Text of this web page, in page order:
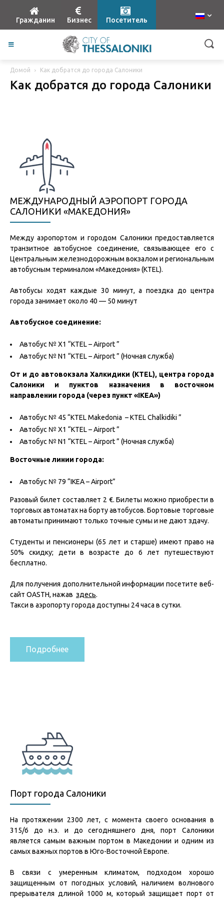
Гражданин Бизнес Посетитель
Домой Как добратся до города Салоники
Как добратся до города Салоники
МЕЖДУНАРОДНЫЙ АЭРОПОРТ ГОРОДА
САЛОНИКИ «МАКЕДОНИЯ»
Между аэропортом и городом Салоники предоставляется
транзитное автобусное соединение, связывающее его с
Центральным железнодорожным вокзалом и региональным
автобусным терминалом «Македония» (KTEL).
Автобусы ходят каждые 30 минут, а поездка до центра
города занимает около 40 — 50 минут
Автобусное соединение:
Автобус № X1 “KTEL – Airport ”
Автобус № N1 “KTEL – Airport ” (Ночная служба)
От и до автовокзала Халкидики (KTEL), центра города
Салоники и пунктов назначения в восточном
направлении города (через пункт «IKEA»)
Автобус № 45 “KTEL Makedonia – KTEL Chalkidiki ”
Автобус № X1 “KTEL – Airport ”
Автобус № N1 “KTEL – Airport ” (Ночная служба)
Восточные линии города:
Автобус № 79 “ΙΚΕΑ – Airport”
Разовый билет составляет 2 €. Билеты можно приобрести в
торговых автоматах на борту автобусов. Бортовые торговые
автоматы принимают только точные сумы и не дают здачу.
Студенты и пенсионеры (65 лет и старше) имеют право на
50% скидку; дети в возрасте до 6 лет путешествуют
бесплатно.
Для получения дополнительной информации посетите веб-
сайт OASTH, нажав здесь.
Такси в аэропорту города доступны 24 часа в сутки.
Подробнее
Порт города Салоники
На протяжении 2300 лет, с момента своего основания в
315/6 до н.э. и до сегодняшнего дня, порт Салоники
является самым важным портом в Македонии и одним из
самых важных портов в Юго-Восточной Европе.
В связи с умеренным климатом, подходом хорошо
защищенным от погодных условий, наличием волнового
прерывателя длиной 1000 м, который защищает порт от